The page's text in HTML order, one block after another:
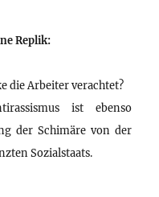
Replik:
die Arbeiter verachtet?
ist ebenso
der Schimäre von der
Sozialstaats.